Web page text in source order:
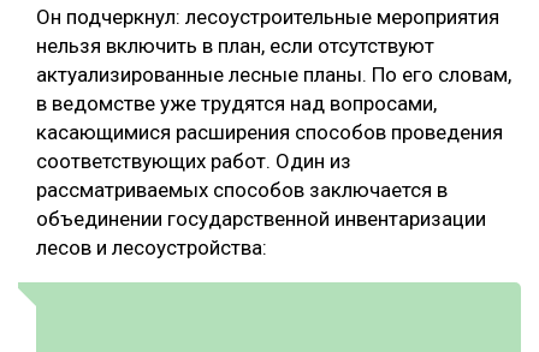
Он подчеркнул: лесоустроительные мероприятия
нельзя включить в план, если отсутствуют
актуализированные лесные планы. По его словам,
в ведомстве уже трудятся над вопросами,
касающимися расширения способов проведения
соответствующих работ. Один из
рассматриваемых способов заключается в
объединении государственной инвентаризации
лесов и лесоустройства: